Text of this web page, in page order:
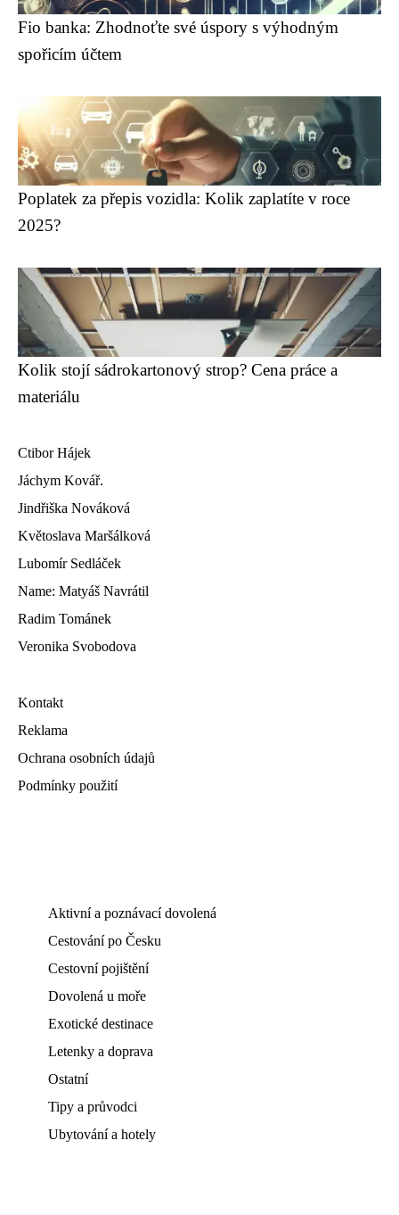
Fio banka: Zhodnoťte své úspory s výhodným
spořicím účtem
Poplatek za přepis vozidla: Kolik zaplatíte v roce
2025?
Kolik stojí sádrokartonový strop? Cena práce a
materiálu
Ctibor Hájek
Jáchym Kovář.
Jindřiška Nováková
Květoslava Maršálková
Lubomír Sedláček
Name: Matyáš Navrátil
Radim Tománek
Veronika Svobodova
Kontakt
Reklama
Ochrana osobních údajů
Podmínky použití
Aktivní a poznávací dovolená
Cestování po Česku
Cestovní pojištění
Dovolená u moře
Exotické destinace
Letenky a doprava
Ostatní
Tipy a průvodci
Ubytování a hotely